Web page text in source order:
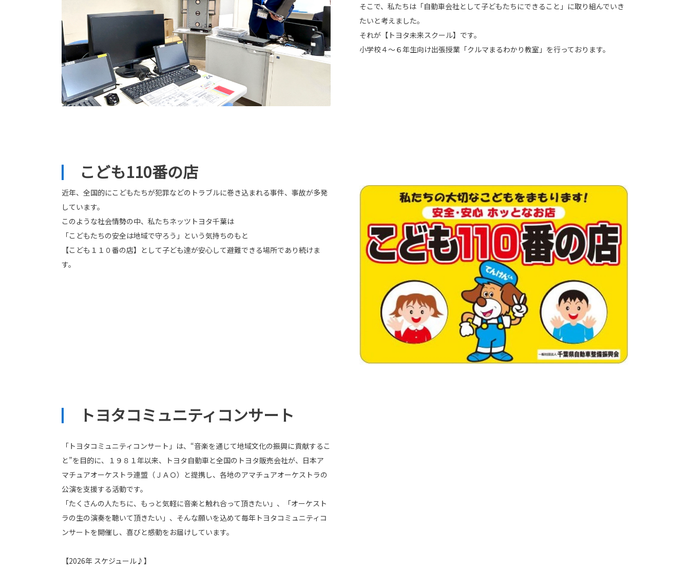
そこで、私たちは「自動車会社として子どもたちにできること」に取り組んでいき
たいと考えました。
それが【トヨタ未来スクール】です。
小学校４～６年生向け出張授業「クルマまるわかり教室」を行っております。
こども110番の店
近年、全国的にこどもたちが犯罪などのトラブルに巻き込まれる事件、事故が多発
しています。
このような社会情勢の中、私たちネッツトヨタ千葉は
「こどもたちの安全は地域で守ろう」という気持ちのもと
【こども１１０番の店】として子ども達が安心して避難できる場所であり続けま
す。
トヨタコミュニティコンサート
「トヨタコミュニティコンサート」は、“音楽を通じて地域文化の振興に貢献するこ
と”を目的に、１９８１年以来、トヨタ自動車と全国のトヨタ販売会社が、日本ア
マチュアオーケストラ連盟（ＪＡＯ）と提携し、各地のアマチュアオーケストラの
公演を支援する活動です。
「たくさんの人たちに、もっと気軽に音楽と触れ合って頂きたい」、「オーケスト
ラの生の演奏を聴いて頂きたい」、そんな願いを込めて毎年トヨタコミュニティコ
ンサートを開催し、喜びと感動をお届けしています。
【2026年 スケジュール♪】